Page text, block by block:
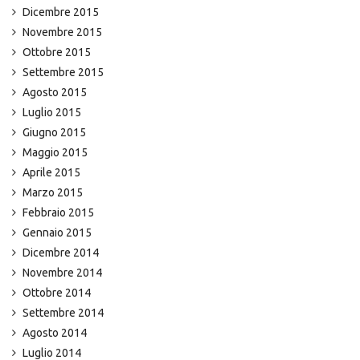
Dicembre 2015
Novembre 2015
Ottobre 2015
Settembre 2015
Agosto 2015
Luglio 2015
Giugno 2015
Maggio 2015
Aprile 2015
Marzo 2015
Febbraio 2015
Gennaio 2015
Dicembre 2014
Novembre 2014
Ottobre 2014
Settembre 2014
Agosto 2014
Luglio 2014